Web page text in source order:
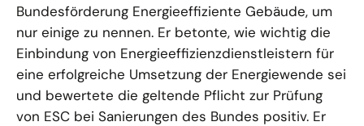
Bundesförderung Energieeffiziente Gebäude, um
nur einige zu nennen. Er betonte, wie wichtig die
Einbindung von Energieeffizienzdienstleistern für
eine erfolgreiche Umsetzung der Energiewende sei
und bewertete die geltende Pflicht zur Prüfung
von ESC bei Sanierungen des Bundes positiv. Er